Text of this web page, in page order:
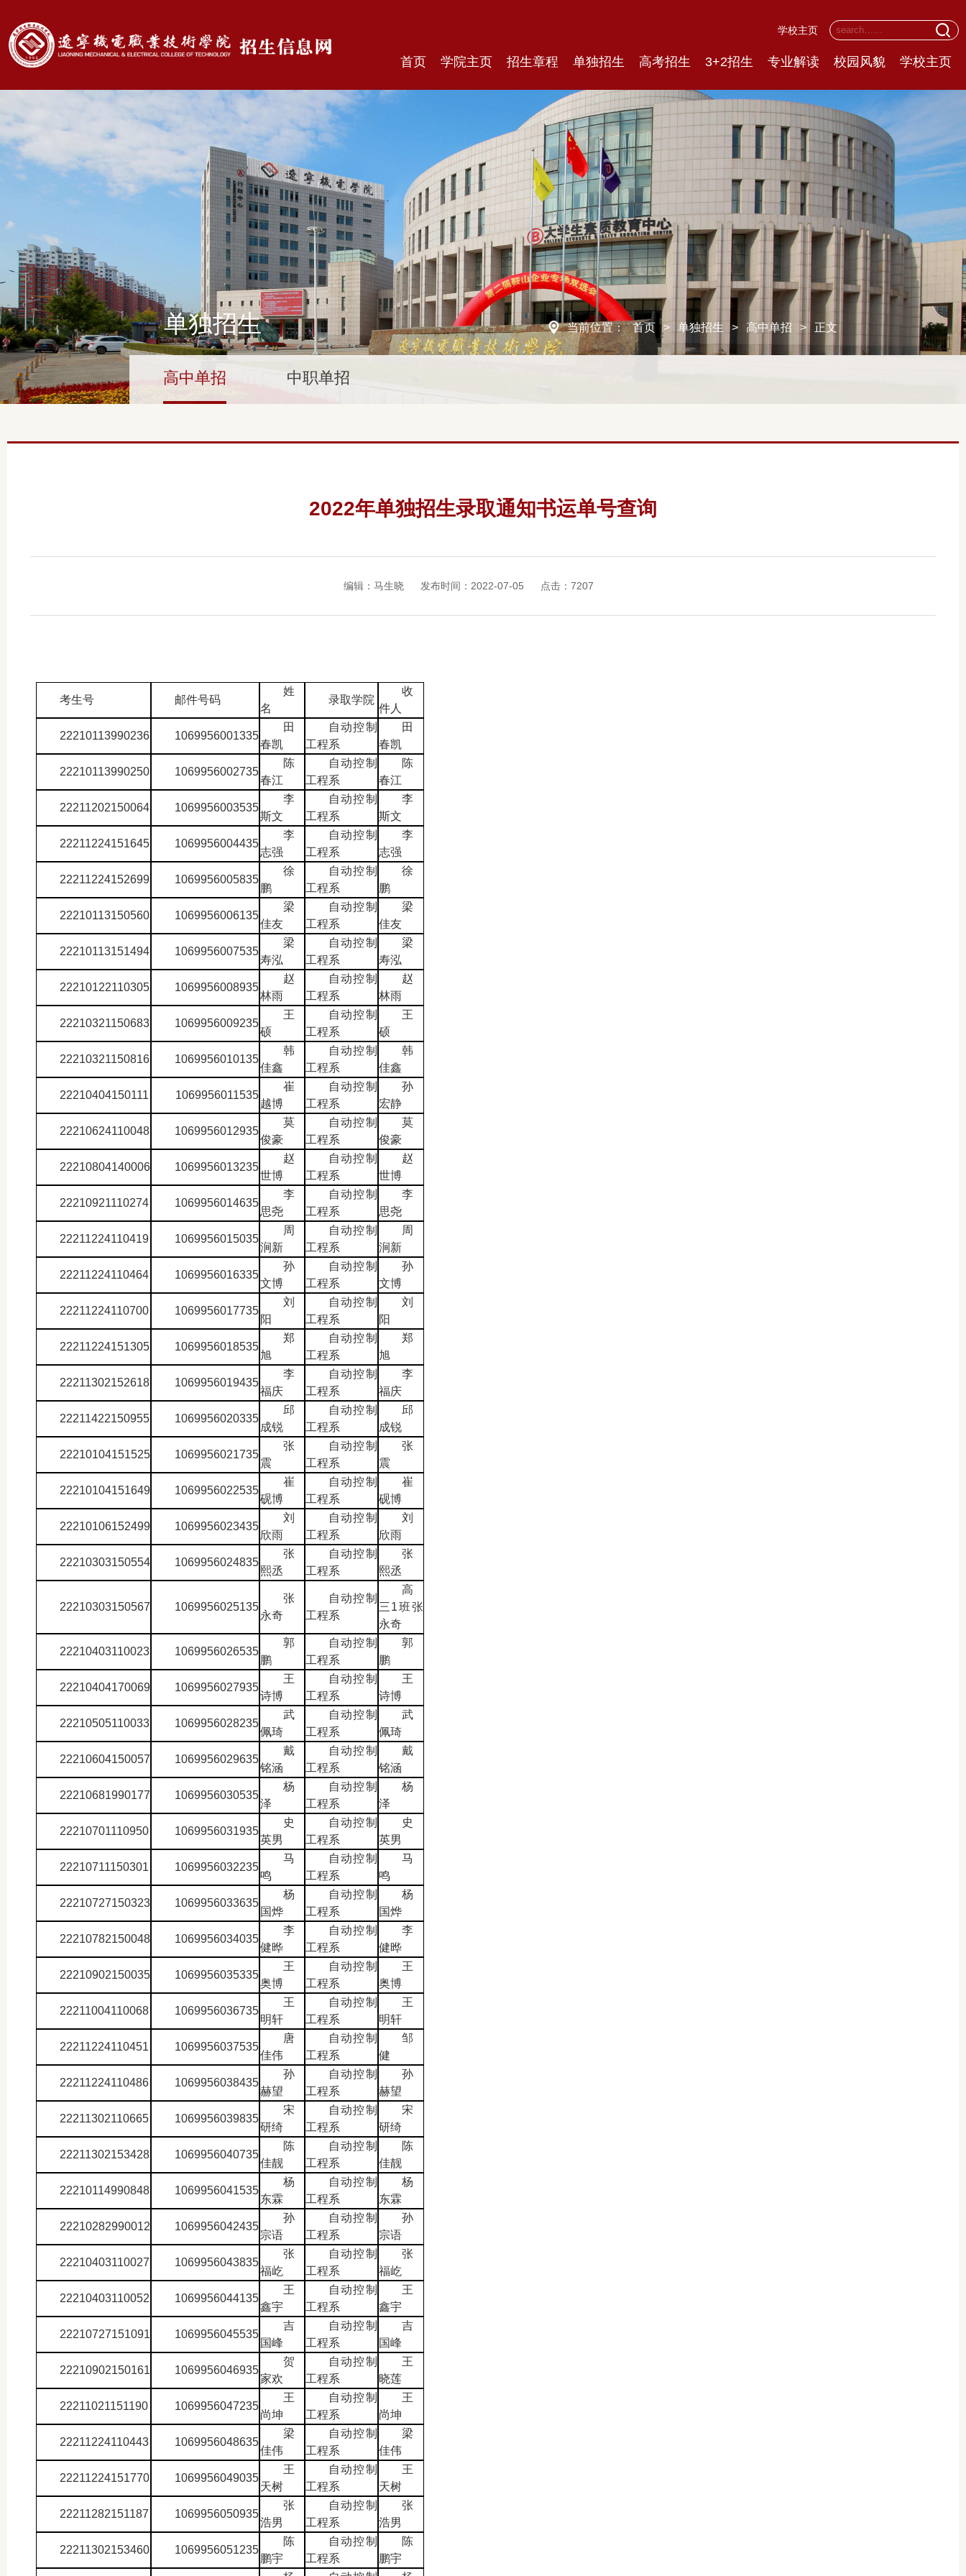
学校主页
首页 学院主页 招生章程 单独招生 高考招生 3+2招生 专业解读 校园风貌 学校主页
单独招生 当前位置： 首页 > 单独招生 > 高中单招 > 正文
高中单招 中职单招
2022年单独招生录取通知书运单号查询
编辑：马生晓 发布时间：2022-07-05 点击： 7207
考生号 邮件号码
姓
名
录取学院
收
件人
22210113990236 1069956001335
田
春凯
自动控制
工程系
田
春凯
22210113990250 1069956002735
陈
春江
自动控制
工程系
陈
春江
22211202150064 1069956003535
李
斯文
自动控制
工程系
李
斯文
22211224151645 1069956004435
李
志强
自动控制
工程系
李
志强
22211224152699 1069956005835
徐
鹏
自动控制
工程系
徐
鹏
22210113150560 1069956006135
梁
佳友
自动控制
工程系
梁
佳友
22210113151494 1069956007535
梁
寿泓
自动控制
工程系
梁
寿泓
22210122110305 1069956008935
赵
林雨
自动控制
工程系
赵
林雨
22210321150683 1069956009235
王
硕
自动控制
工程系
王
硕
22210321150816 1069956010135
韩
佳鑫
自动控制
工程系
韩
佳鑫
22210404150111 1069956011535
崔
越博
自动控制
工程系
孙
宏静
22210624110048 1069956012935
莫
俊豪
自动控制
工程系
莫
俊豪
22210804140006 1069956013235
赵
世博
自动控制
工程系
赵
世博
22210921110274 1069956014635
李
思尧
自动控制
工程系
李
思尧
22211224110419 1069956015035
周
涧新
自动控制
工程系
周
涧新
22211224110464 1069956016335
孙
文博
自动控制
工程系
孙
文博
22211224110700 1069956017735
刘
阳
自动控制
工程系
刘
阳
22211224151305 1069956018535
郑
旭
自动控制
工程系
郑
旭
22211302152618 1069956019435
李
福庆
自动控制
工程系
李
福庆
22211422150955 1069956020335
邱
成锐
自动控制
工程系
邱
成锐
22210104151525 1069956021735
张
震
自动控制
工程系
张
震
22210104151649 1069956022535
崔
砚博
自动控制
工程系
崔
砚博
22210106152499 1069956023435
刘
欣雨
自动控制
工程系
刘
欣雨
22210303150554 1069956024835
张
熙丞
自动控制
工程系
张
熙丞
22210303150567 1069956025135
张
永奇
自动控制
工程系
高
三1班张
永奇
22210403110023 1069956026535
郭
鹏
自动控制
工程系
郭
鹏
22210404170069 1069956027935
王
诗博
自动控制
工程系
王
诗博
22210505110033 1069956028235
武
佩琦
自动控制
工程系
武
佩琦
22210604150057 1069956029635
戴
铭涵
自动控制
工程系
戴
铭涵
22210681990177 1069956030535
杨
泽
自动控制
工程系
杨
泽
22210701110950 1069956031935
史
英男
自动控制
工程系
史
英男
22210711150301 1069956032235
马
鸣
自动控制
工程系
马
鸣
22210727150323 1069956033635
杨
国烨
自动控制
工程系
杨
国烨
22210782150048 1069956034035
李
健晔
自动控制
工程系
李
健晔
22210902150035 1069956035335
王
奥博
自动控制
工程系
王
奥博
22211004110068 1069956036735
王
明轩
自动控制
工程系
王
明轩
22211224110451 1069956037535
唐
佳伟
自动控制
工程系
邹
健
22211224110486 1069956038435
孙
赫望
自动控制
工程系
孙
赫望
22211302110665 1069956039835
宋
研绮
自动控制
工程系
宋
研绮
22211302153428 1069956040735
陈
佳靓
自动控制
工程系
陈
佳靓
22210114990848 1069956041535
杨
东霖
自动控制
工程系
杨
东霖
22210282990012 1069956042435
孙
宗语
自动控制
工程系
孙
宗语
22210403110027 1069956043835
张
福屹
自动控制
工程系
张
福屹
22210403110052 1069956044135
王
鑫宇
自动控制
工程系
王
鑫宇
22210727151091 1069956045535
吉
国峰
自动控制
工程系
吉
国峰
22210902150161 1069956046935
贺
家欢
自动控制
工程系
王
晓莲
22211021151190 1069956047235
王
尚坤
自动控制
工程系
王
尚坤
22211224110443 1069956048635
梁
佳伟
自动控制
工程系
梁
佳伟
22211224151770 1069956049035
王
天树
自动控制
工程系
王
天树
22211282151187 1069956050935
张
浩男
自动控制
工程系
张
浩男
22211302153460 1069956051235
陈
鹏宇
自动控制
工程系
陈
鹏宇